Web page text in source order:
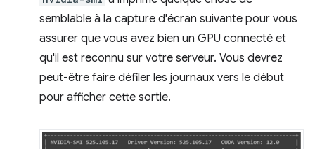
semblable à la capture d'écran suivante pour vous
assurer que vous avez bien un GPU connecté et
qu'il est reconnu sur votre serveur. Vous devrez
peut-être faire défiler les journaux vers le début
pour afficher cette sortie.